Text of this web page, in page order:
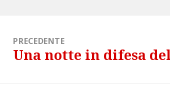
PRECEDENTE
Articolo
Una notte in difesa